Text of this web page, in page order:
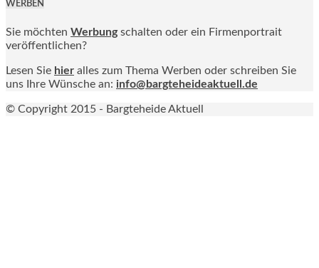
WERBEN
Sie möchten Werbung schalten oder ein Firmenportrait
veröffentlichen?
Lesen Sie hier alles zum Thema Werben oder schreiben Sie
uns Ihre Wünsche an: info@bargteheideaktuell.de
© Copyright 2015 - Bargteheide Aktuell